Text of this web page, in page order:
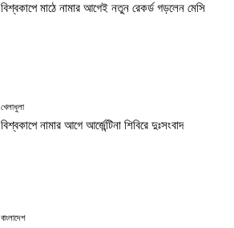
বিশ্বকাপে মাঠে নামার আগেই নতুন রেকর্ড গড়লেন মেসি
খেলাধুলা
বিশ্বকাপে নামার আগে আর্জেন্টিনা শিবিরে দুঃসংবাদ
বাংলাদেশ